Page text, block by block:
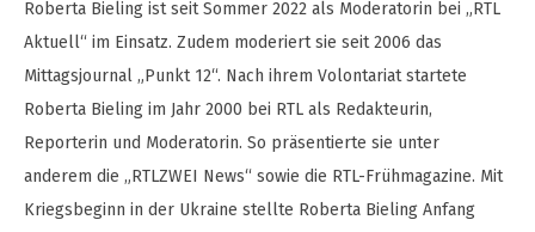
Roberta Bieling ist seit Sommer 2022 als Moderatorin bei „RTL
Aktuell“ im Einsatz. Zudem moderiert sie seit 2006 das
Mittagsjournal „Punkt 12“. Nach ihrem Volontariat startete
Roberta Bieling im Jahr 2000 bei RTL als Redakteurin,
Reporterin und Moderatorin. So präsentierte sie unter
anderem die „RTLZWEI News“ sowie die RTL-Frühmagazine. Mit
Kriegsbeginn in der Ukraine stellte Roberta Bieling Anfang